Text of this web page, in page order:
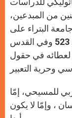
من المبدعين،
البتراء على
مؤلفه “مقاتل المسيحيين في نجران 523 وفي القدس
لعطائه في حقول
للمسيحي، إمّا
، وإمّا لا يكون